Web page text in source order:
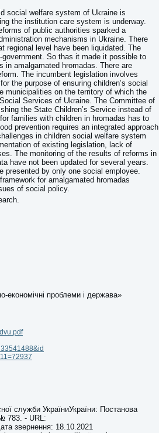
social welfare system of Ukraine is
the institution care system is underway.
of public authorities sparked a
mechanisms in Ukraine. There
regional level have been liquidated. The
So thas it made it possible to
in amalgamated hromadas. There are
The incumbent legislation involves
the purpose of ensuring children’s social
municipalities on the territory of which the
Services of Ukraine. The Committee of
the State Children’s Service instead of
families with children in hromadas has to
prevention requires an integrated approach
in children social welfare system
of existing legislation, lack of
The monitoring of the results of reforms in
have not been updated for several years.
presented by only one social employee.
for amalgamated hromadas
of social policy.
економічні проблеми і держава»
служби УкраїниУкраїни: Постанова
№ 783. - URL:
звернення: 18.10.2021